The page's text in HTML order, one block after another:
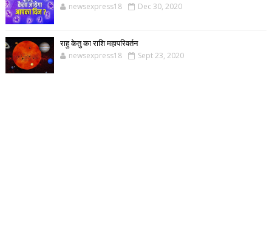
newsexpress18 Dec 30, 2020
राहु केतु का राशि महापरिवर्तन
newsexpress18 Sept 23, 2020